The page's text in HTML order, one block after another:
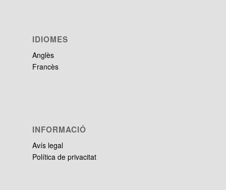
IDIOMES
Anglès
Francès
INFORMACIÓ
Avís legal
Política de privacitat